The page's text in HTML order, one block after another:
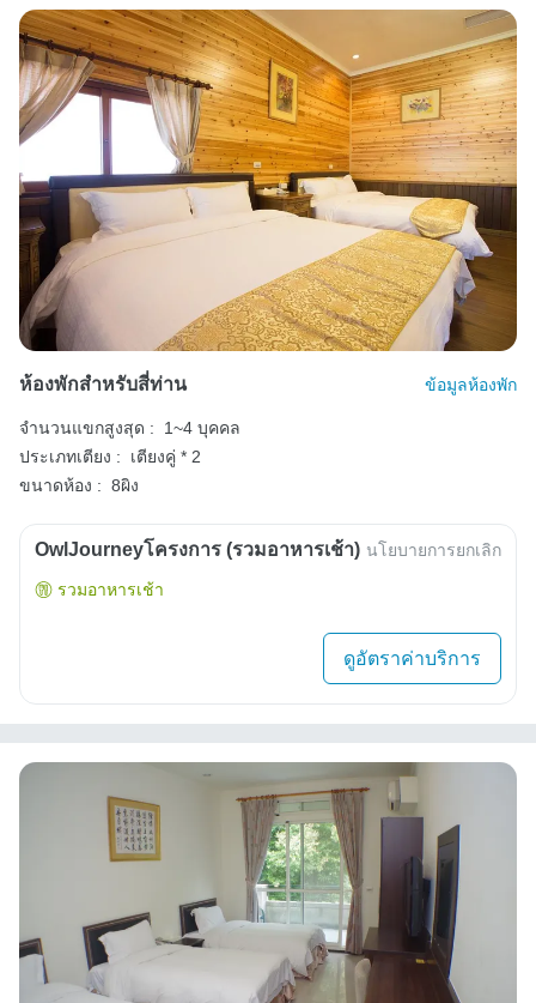
ห้องพักสำหรับสี่ท่าน ข้อมูลห้องพัก
จำนวนแขกสูงสุด :
1~4 บุคคล
ประเภทเตียง :
เตียงคู่ * 2
ขนาดห้อง : 8ผิง
OwlJourneyโครงการ (รวมอาหารเช้า) นโยบายการยกเลิก
รวมอาหารเช้า
ดูอัตราค่าบริการ